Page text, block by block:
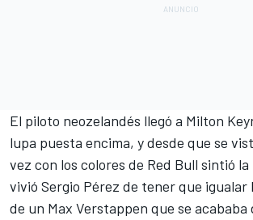
El piloto neozelandés llegó a Milton
lupa puesta encima, y desde que se
vez con los colores de Red Bull sintió
vivió Sergio Pérez de tener que igualar
de un Max Verstappen que se